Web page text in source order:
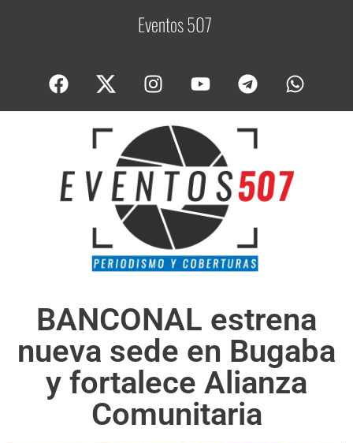
Eventos 507Co
BANCONAL estrena
nueva sede en Bugaba
y fortalece Alianza
Comunitaria